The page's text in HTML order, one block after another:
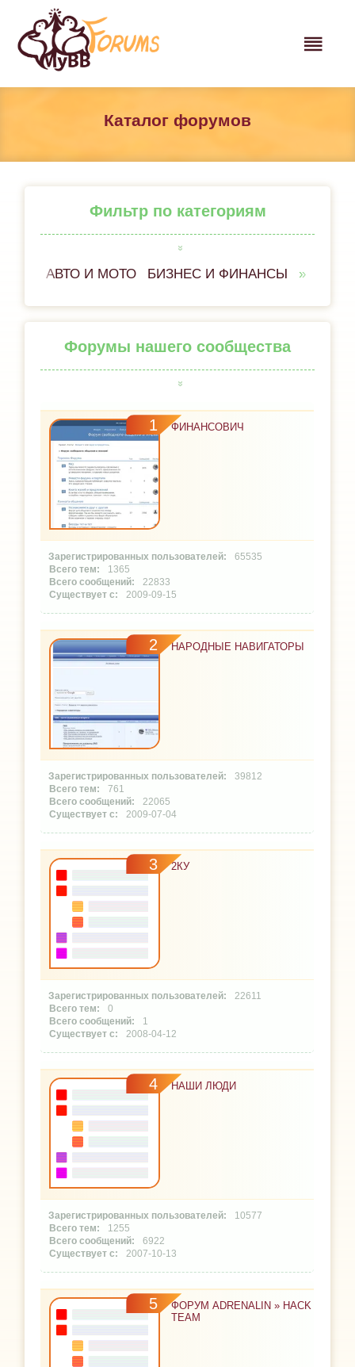
Каталог форумов
Фильтр по категориям
АВТО И МОТО БИЗНЕС И ФИНАНСЫ
Форумы нашего сообщества
1 ФИНАНСОВИЧ
65535
1365
22833
2009-09-15
2 НАРОДНЫЕ НАВИГАТОРЫ
39812
761
22065
2009-07-04
3 2КУ
22611
0
1
2008-04-12
4 НАШИ ЛЮДИ
10577
1255
6922
2007-10-13
5
ФОРУМ ADRENALIN » HACK
TEAM